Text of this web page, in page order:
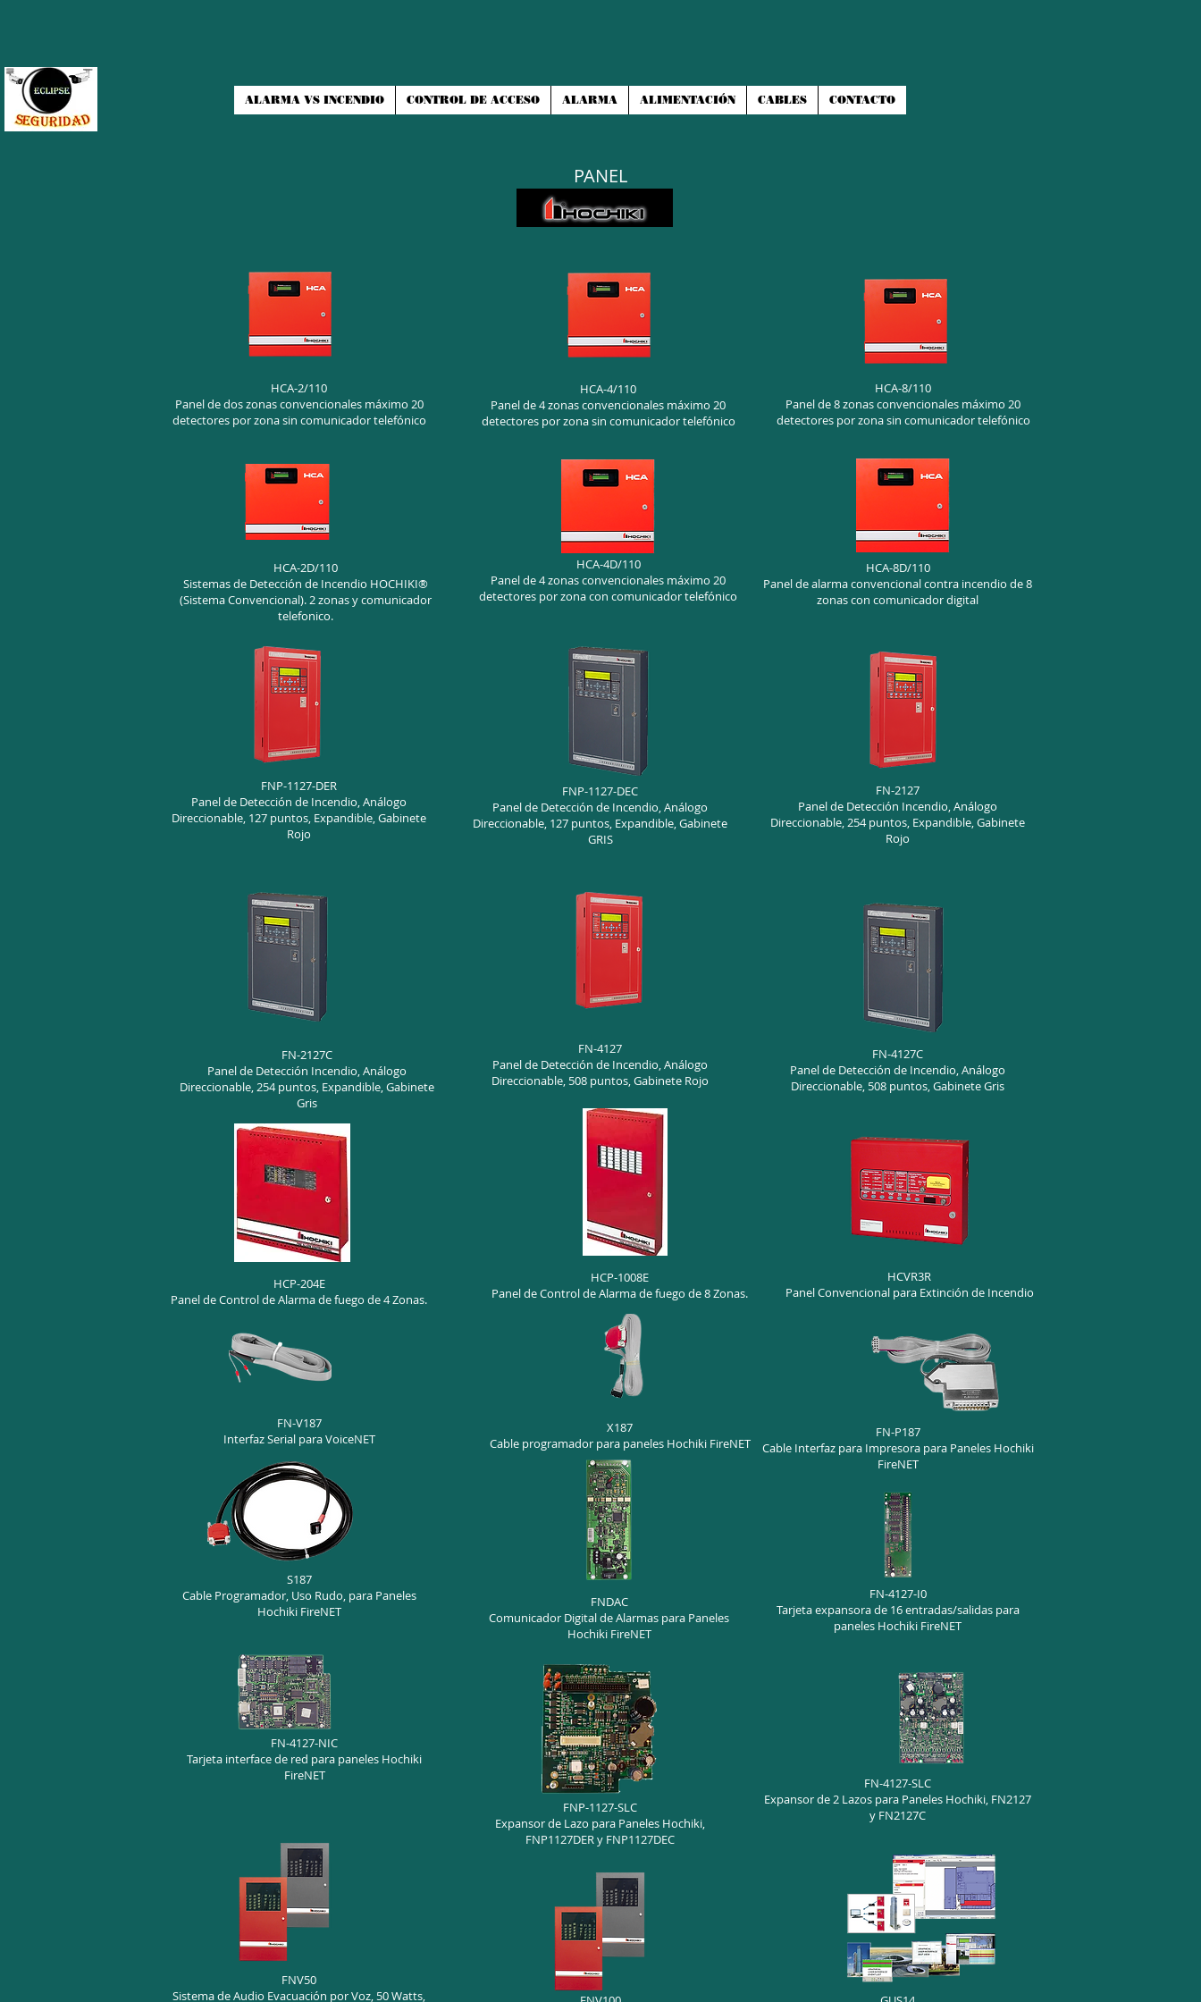
ALARMA VS INCENDIO CONTROL DE ACCESO ALARMA ALIMENTACIÓN CABLES CONTACTO
PANEL
HCA-2/110
Panel de dos zonas convencionales máximo 20
detectores por zona sin comunicador telefónico
HCA-2D/110
Sistemas de Detección de Incendio HOCHIKI®
(Sistema Convencional). 2 zonas y comunicador
telefonico.
FNP-1127-DER
Panel de Detección de Incendio, Análogo
Direccionable, 127 puntos, Expandible, Gabinete
Rojo
FN-2127C
Panel de Detección Incendio, Análogo
Direccionable, 254 puntos, Expandible, Gabinete
Gris
HCP-204E
Panel de Control de Alarma de fuego de 4 Zonas.
FN-V187
Interfaz Serial para VoiceNET
S187
Cable Programador, Uso Rudo, para Paneles
Hochiki FireNET
FN-4127-NIC
Tarjeta interface de red para paneles Hochiki
FireNET
FNV50
Sistema de Audio Evacuación por Voz, 50 Watts,
HCA-4/110
Panel de 4 zonas convencionales máximo 20
detectores por zona sin comunicador telefónico
HCA-4D/110
Panel de 4 zonas convencionales máximo 20
detectores por zona con comunicador telefónico
FNP-1127-DEC
Panel de Detección de Incendio, Análogo
Direccionable, 127 puntos, Expandible, Gabinete
GRIS
FN-4127
Panel de Detección de Incendio, Análogo
Direccionable, 508 puntos, Gabinete Rojo
HCP-1008E
Panel de Control de Alarma de fuego de 8 Zonas.
X187
Cable programador para paneles Hochiki FireNET
FNDAC
Comunicador Digital de Alarmas para Paneles
Hochiki FireNET
FNP-1127-SLC
Expansor de Lazo para Paneles Hochiki,
FNP1127DER y FNP1127DEC
HCA-8/110
Panel de 8 zonas convencionales máximo 20
detectores por zona sin comunicador telefónico
HCA-8D/110
Panel de alarma convencional contra incendio de 8
zonas con comunicador digital
FN-2127
Panel de Detección Incendio, Análogo
Direccionable, 254 puntos, Expandible, Gabinete
Rojo
FN-4127C
Panel de Detección de Incendio, Análogo
Direccionable, 508 puntos, Gabinete Gris
HCVR3R
Panel Convencional para Extinción de Incendio
FN-P187
Cable Interfaz para Impresora para Paneles Hochiki
FireNET
FN-4127-I0
Tarjeta expansora de 16 entradas/salidas para
paneles Hochiki FireNET
FN-4127-SLC
Expansor de 2 Lazos para Paneles Hochiki, FN2127
y FN2127C